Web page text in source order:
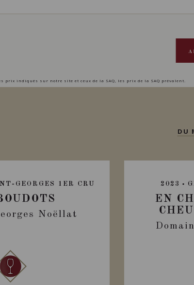
prix indiqués sur notre site et ceux de la SAQ, les prix de la SAQ prévalent.
DU
GEORGES 1ER CRU
Noëllat
2023
EN